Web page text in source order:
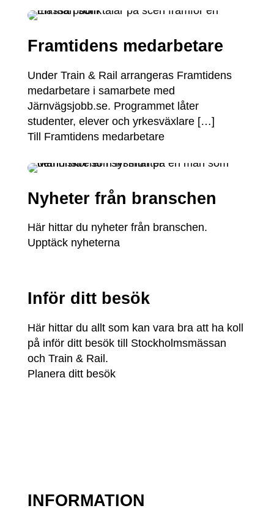
Framtidens medarbetare
Under Train & Rail arrangeras Framtidens
medarbetare i samarbete med
Järnvägsjobb.se. Programmet låter
studenter, elever och yrkesväxlare […]
Till Framtidens medarbetare
Nyheter från branschen
Här hittar du nyheter från branschen.
Upptäck nyheterna
Inför ditt besök
Här hittar du allt som kan vara bra att ha koll
på inför ditt besök till Stockholmsmässan
och Train & Rail.
Planera ditt besök
INFORMATION